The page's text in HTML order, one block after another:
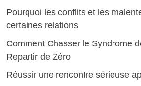
Pourquoi les conflits et les
certaines relations
Comment Chasser le Syndrome
Repartir de Zéro
Réussir une rencontre sérieuse